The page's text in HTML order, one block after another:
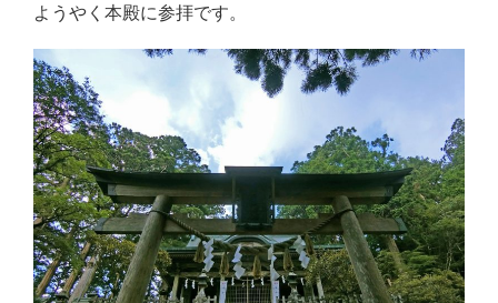
ようやく本殿に参拝です。